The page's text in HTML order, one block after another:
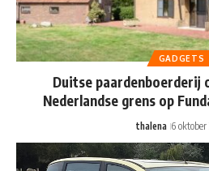
GADGETS
Duitse paardenboerderij
Nederlandse grens op
thalena 6 oktober